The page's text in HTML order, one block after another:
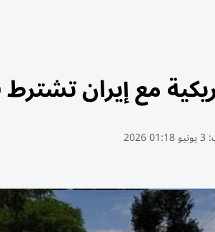
مع إيران
3 يونيو 01:18 2026